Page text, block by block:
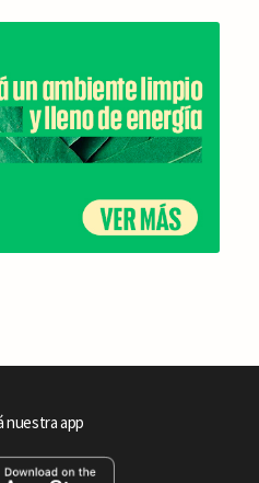
nuestra app